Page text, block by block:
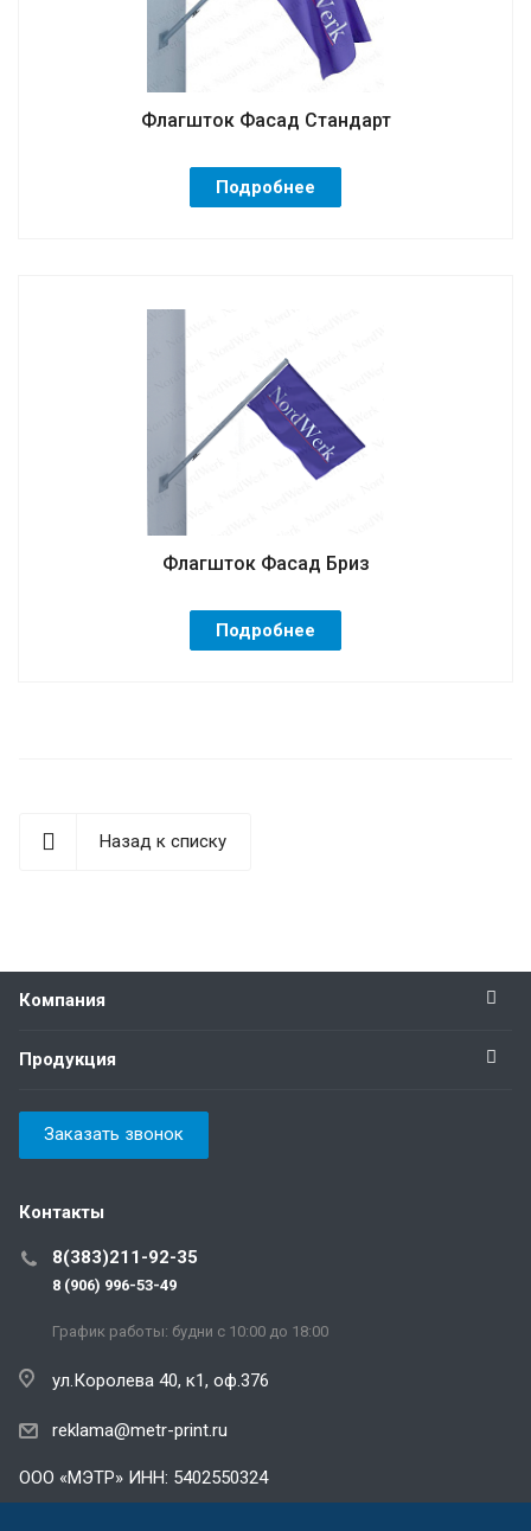
Флагшток Фасад Стандарт
Подробнее
Флагшток Фасад Бриз
Подробнее
Назад к списку
Компания
Продукция
Заказать звонок
Контакты
8(383)211-92-35
8 (906) 996-53-49
График работы: будни с 10:00 до 18:00
ул.Королева 40, к1, оф.376
reklama@metr-print.ru
ООО «МЭТР» ИНН: 5402550324